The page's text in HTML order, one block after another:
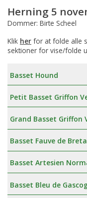
Herning 5
Dommer: Birte Scheel
Klik her for at folde alle
sektioner for vise/folde
Basset Hound
Petit Basset Griffon
Grand Basset Griffon
Basset Fauve de
Basset Artesien
Basset Bleu de